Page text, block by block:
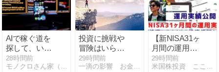
当株 配当」
（1年8カ月
AIで稼ぐ道を
探して、いま
の投資に戻っ
てきた
28時間前
モノクロさん家（チ）の運用記
投資に挑戦や
冒険はいらな
い
29時間前
一滴の影響 お金に困らない人生を送るために
【新NISA31ヶ
月間の運用実
績】インデッ
クスファンド
29時間前
米国株投資 ここ屋 マネースクール